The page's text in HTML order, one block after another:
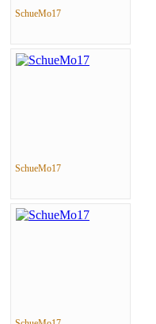
SchueMo17
SchueMo17